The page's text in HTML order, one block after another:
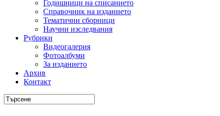
Годишници на списанието
Справочник на изданието
Тематични сборници
Научни изследвания
Рубрики
Видеогалерия
Фотоалбуми
За изданието
Архив
Контакт